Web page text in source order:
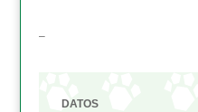
–
DATOS